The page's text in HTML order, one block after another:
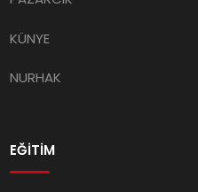
KÜNYE
NURHAK
EĞİTİM